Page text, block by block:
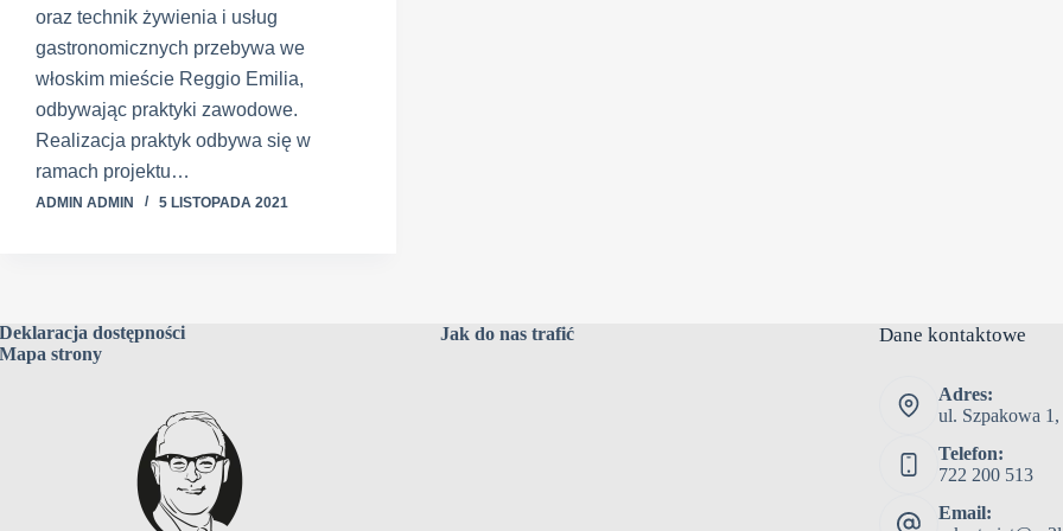
oraz technik żywienia i usług
gastronomicznych przebywa we
włoskim mieście Reggio Emilia,
odbywając praktyki zawodowe.
Realizacja praktyk odbywa się w
ramach projektu…
ADMIN ADMIN 5 LISTOPADA 2021
Deklaracja dostępności
Mapa strony
Jak do nas trafić Dane kontaktowe
Adres:
ul. Szpakowa
Telefon:
722 200 513
Email: